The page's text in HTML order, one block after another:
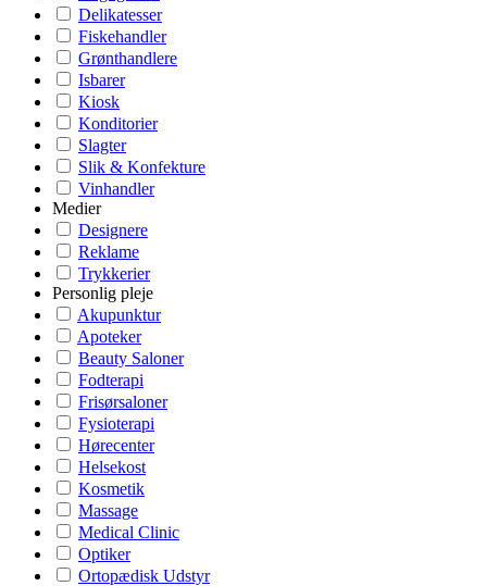
Delikatesser
Fiskehandler
Grønthandlere
Isbarer
Kiosk
Konditorier
Slagter
Slik & Konfekture
Vinhandler
Medier
Designere
Reklame
Trykkerier
Personlig pleje
Akupunktur
Apoteker
Beauty Saloner
Fodterapi
Frisørsaloner
Fysioterapi
Hørecenter
Helsekost
Kosmetik
Massage
Medical Clinic
Optiker
Ortopædisk Udstyr